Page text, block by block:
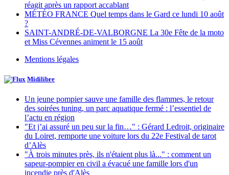
réagit après un rapport accablant
MÉTÉO FRANCE Quel temps dans le Gard ce lundi 10 août
?
SAINT-ANDRÉ-DE-VALBORGNE La 30e Fête de la moto
et Miss Cévennes animent le 15 août
Mentions légales
Midilibre
Un jeune pompier sauve une famille des flammes, le retour
des soirées tuning, un parc aquatique fermé : l’essentiel de
l’actu en région
"Et j’ai assuré un peu sur la fin…" : Gérard Ledroit, originaire
du Loiret, remporte une voiture lors du 22e Festival de tarot
d’Alès
"À trois minutes près, ils n'étaient plus là..." : comment un
sapeur-pompier en civil a évacué une famille lors d'un
incendie près d'Alès